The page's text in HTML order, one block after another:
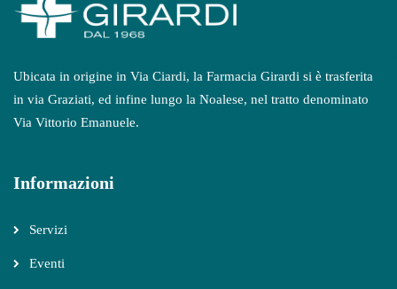
Ubicata in origine in Via Ciardi, la Farmacia Girardi si è trasferita
in via Graziati, ed infine lungo la Noalese, nel tratto denominato
Via Vittorio Emanuele.
Informazioni
Servizi
Eventi